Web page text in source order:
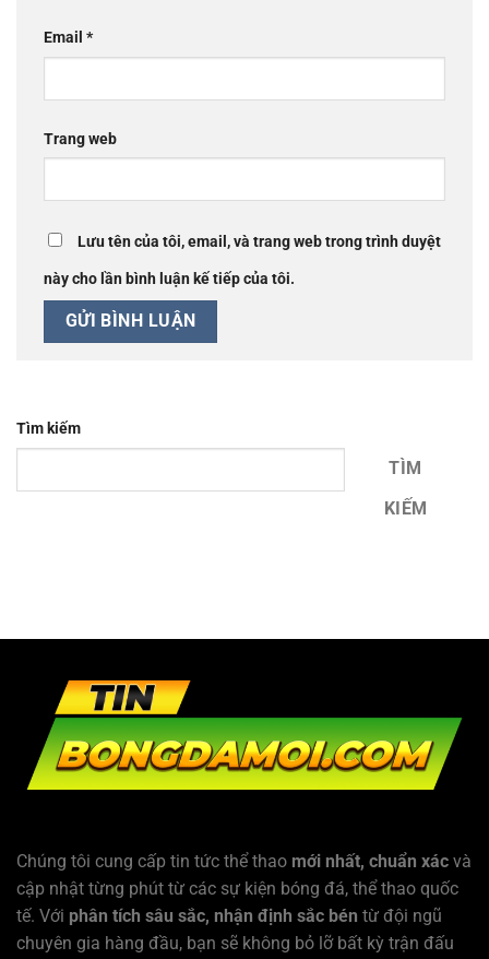
Email *
Trang web
Lưu tên của tôi, email, và trang web trong trình duyệt
này cho lần bình luận kế tiếp của tôi.
Tìm kiếm
TÌM
KIẾM
Chúng tôi cung cấp tin tức thể thao mới nhất, chuẩn xác và
cập nhật từng phút từ các sự kiện bóng đá, thể thao quốc
tế. Với phân tích sâu sắc, nhận định sắc bén từ đội ngũ
chuyên gia hàng đầu, bạn sẽ không bỏ lỡ bất kỳ trận đấu